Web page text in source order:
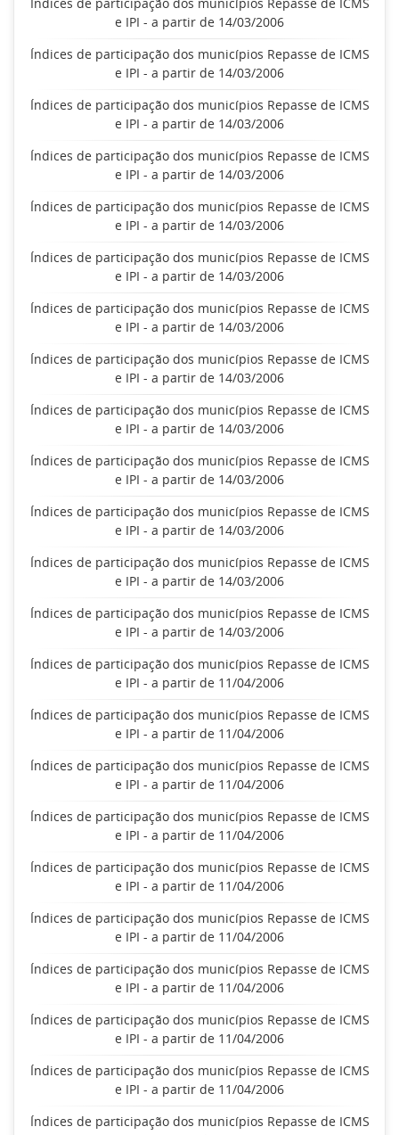
e IPI - a partir de 14/03/2006
Índices de participação dos municípios Repasse de ICMS
e IPI - a partir de 14/03/2006
Índices de participação dos municípios Repasse de ICMS
e IPI - a partir de 14/03/2006
Índices de participação dos municípios Repasse de ICMS
e IPI - a partir de 14/03/2006
Índices de participação dos municípios Repasse de ICMS
e IPI - a partir de 14/03/2006
Índices de participação dos municípios Repasse de ICMS
e IPI - a partir de 14/03/2006
Índices de participação dos municípios Repasse de ICMS
e IPI - a partir de 14/03/2006
Índices de participação dos municípios Repasse de ICMS
e IPI - a partir de 14/03/2006
Índices de participação dos municípios Repasse de ICMS
e IPI - a partir de 14/03/2006
Índices de participação dos municípios Repasse de ICMS
e IPI - a partir de 14/03/2006
Índices de participação dos municípios Repasse de ICMS
e IPI - a partir de 14/03/2006
Índices de participação dos municípios Repasse de ICMS
e IPI - a partir de 14/03/2006
Índices de participação dos municípios Repasse de ICMS
e IPI - a partir de 14/03/2006
Índices de participação dos municípios Repasse de ICMS
e IPI - a partir de 11/04/2006
Índices de participação dos municípios Repasse de ICMS
e IPI - a partir de 11/04/2006
Índices de participação dos municípios Repasse de ICMS
e IPI - a partir de 11/04/2006
Índices de participação dos municípios Repasse de ICMS
e IPI - a partir de 11/04/2006
Índices de participação dos municípios Repasse de ICMS
e IPI - a partir de 11/04/2006
Índices de participação dos municípios Repasse de ICMS
e IPI - a partir de 11/04/2006
Índices de participação dos municípios Repasse de ICMS
e IPI - a partir de 11/04/2006
Índices de participação dos municípios Repasse de ICMS
e IPI - a partir de 11/04/2006
Índices de participação dos municípios Repasse de ICMS
e IPI - a partir de 11/04/2006
Índices de participação dos municípios Repasse de ICMS